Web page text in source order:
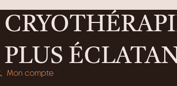
Mon compte
PLUS